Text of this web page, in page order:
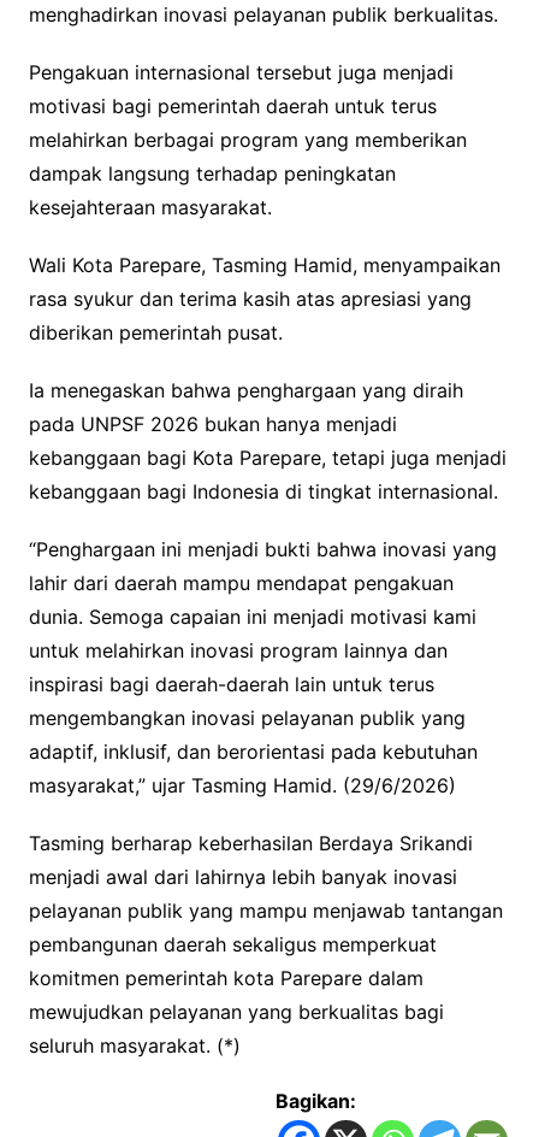
menghadirkan inovasi pelayanan publik berkualitas.
Pengakuan internasional tersebut juga menjadi
motivasi bagi pemerintah daerah untuk terus
melahirkan berbagai program yang memberikan
dampak langsung terhadap peningkatan
kesejahteraan masyarakat.
Wali Kota Parepare, Tasming Hamid, menyampaikan
rasa syukur dan terima kasih atas apresiasi yang
diberikan pemerintah pusat.
Ia menegaskan bahwa penghargaan yang diraih
pada UNPSF 2026 bukan hanya menjadi
kebanggaan bagi Kota Parepare, tetapi juga menjadi
kebanggaan bagi Indonesia di tingkat internasional.
“Penghargaan ini menjadi bukti bahwa inovasi yang
lahir dari daerah mampu mendapat pengakuan
dunia. Semoga capaian ini menjadi motivasi kami
untuk melahirkan inovasi program lainnya dan
inspirasi bagi daerah-daerah lain untuk terus
mengembangkan inovasi pelayanan publik yang
adaptif, inklusif, dan berorientasi pada kebutuhan
masyarakat,” ujar Tasming Hamid. (29/6/2026)
Tasming berharap keberhasilan Berdaya Srikandi
menjadi awal dari lahirnya lebih banyak inovasi
pelayanan publik yang mampu menjawab tantangan
pembangunan daerah sekaligus memperkuat
komitmen pemerintah kota Parepare dalam
mewujudkan pelayanan yang berkualitas bagi
seluruh masyarakat. (*)
Bagikan: